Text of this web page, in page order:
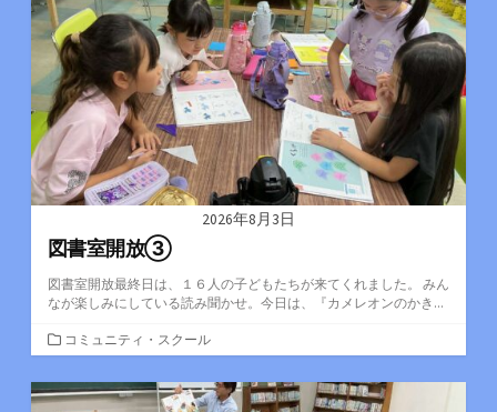
2026年8月3日
図書室開放③
図書室開放最終日は、１６人の子どもたちが来てくれました。 みん
なが楽しみにしている読み聞かせ。今日は、『カメレオンのかき...
カ
テ
ゴ
リ
コミュニティ・スクール